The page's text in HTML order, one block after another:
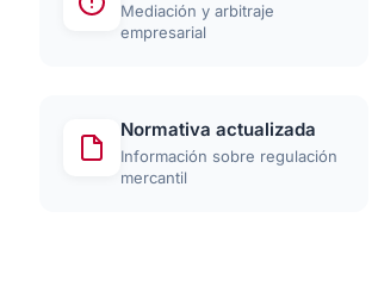
Mediación y arbitraje
empresarial
Normativa actualizada
Información sobre regulación
mercantil